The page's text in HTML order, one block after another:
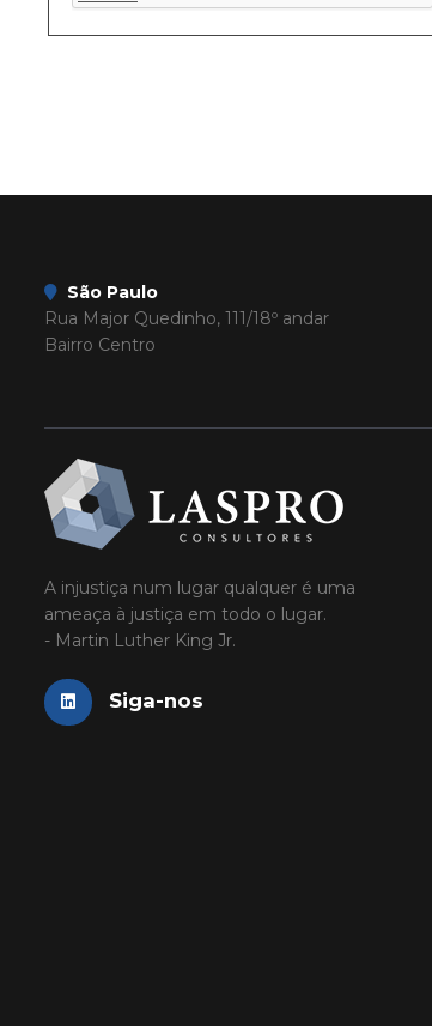
São Paulo
Rua Major Quedinho, 111/18º andar
Bairro Centro
A injustiça num lugar qualquer é uma
ameaça à justiça em todo o lugar.
- Martin Luther King Jr.
Siga-nos